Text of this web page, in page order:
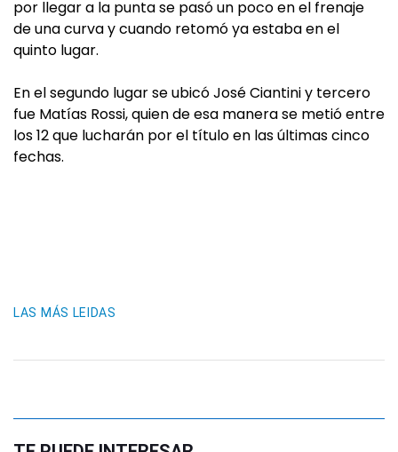
por llegar a la punta se pasó un poco en el frenaje
de una curva y cuando retomó ya estaba en el
quinto lugar.
En el segundo lugar se ubicó José Ciantini y tercero
fue Matías Rossi, quien de esa manera se metió entre
los 12 que lucharán por el título en las últimas cinco
fechas.
LAS MÁS LEIDAS